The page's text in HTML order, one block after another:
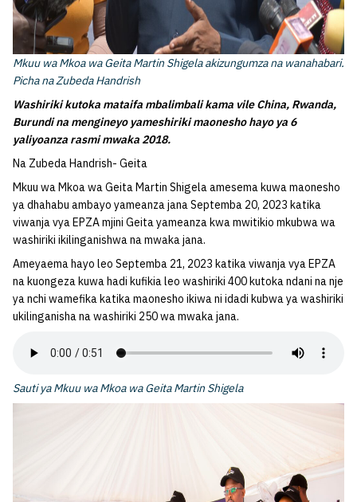
Mkuu wa Mkoa wa Geita Martin Shigela akizungumza na wanahabari.
Picha na Zubeda Handrish
Washiriki kutoka mataifa mbalimbali kama vile China, Rwanda,
Burundi na mengineyo yameshiriki maonesho hayo ya 6
yaliyoanza rasmi mwaka 2018.
Na Zubeda Handrish- Geita
Mkuu wa Mkoa wa Geita Martin Shigela amesema kuwa maonesho
ya dhahabu ambayo yameanza jana Septemba 20, 2023 katika
viwanja vya EPZA mjini Geita yameanza kwa mwitikio mkubwa wa
washiriki ikilinganishwa na mwaka jana.
Ameyaema hayo leo Septemba 21, 2023 katika viwanja vya EPZA
na kuongeza kuwa hadi kufikia leo washiriki 400 kutoka ndani na nje
ya nchi wamefika katika maonesho ikiwa ni idadi kubwa ya washiriki
ukilinganisha na washiriki 250 wa mwaka jana.
Sauti ya Mkuu wa Mkoa wa Geita Martin Shigela